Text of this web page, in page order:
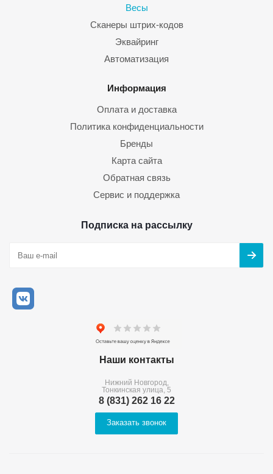
Весы
Сканеры штрих-кодов
Эквайринг
Автоматизация
Информация
Оплата и доставка
Политика конфиденциальности
Бренды
Карта сайта
Обратная связь
Сервис и поддержка
Подписка на рассылку
Наши контакты
Нижний Новгород,
Тонкинская улица, 5
8 (831) 262 16 22
Заказать звонок